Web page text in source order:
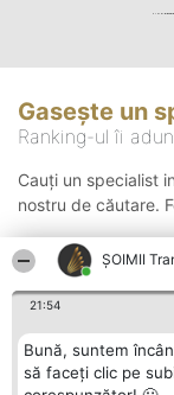
ȘOIMII
21:54
Bună, suntem
să faceți clic pe
Gasește un
Ranking-ul îi
Cauți un specialist
nostru de căutare.